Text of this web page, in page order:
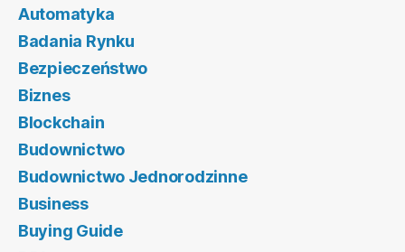
Automatyka
Badania Rynku
Bezpieczeństwo
Biznes
Blockchain
Budownictwo
Budownictwo Jednorodzinne
Business
Buying Guide